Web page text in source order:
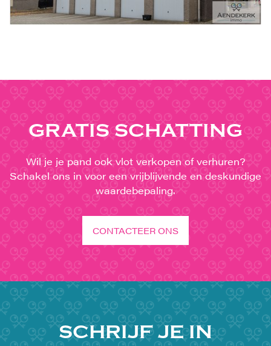
GRATIS SCHATTING
Wil je je pand ook vlot verkopen of verhuren?
Schakel ons in voor een vrijblijvende en deskundige
waardebepaling.
CONTACTEER ONS
SCHRIJF JE IN